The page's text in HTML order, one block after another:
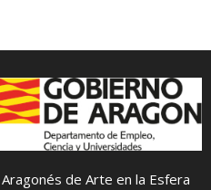
de Arte en la Esfera